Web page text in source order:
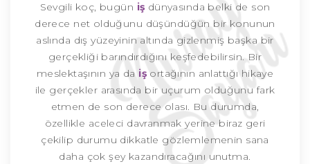
Sevgili koç, bugün iş dünyasında belki de son
derece net olduğunu düşündüğün bir konunun
aslında dış yüzeyinin altında gizlenmiş başka bir
gerçekliği barındırdığını keşfedebilirsin. Bir
meslektaşının ya da iş ortağının anlattığı hikaye
ile gerçekler arasında bir uçurum olduğunu fark
etmen de son derece olası. Bu durumda,
özellikle aceleci davranmak yerine biraz geri
çekilip durumu dikkatle gözlemlemenin sana
daha çok şey kazandıracağını unutma.